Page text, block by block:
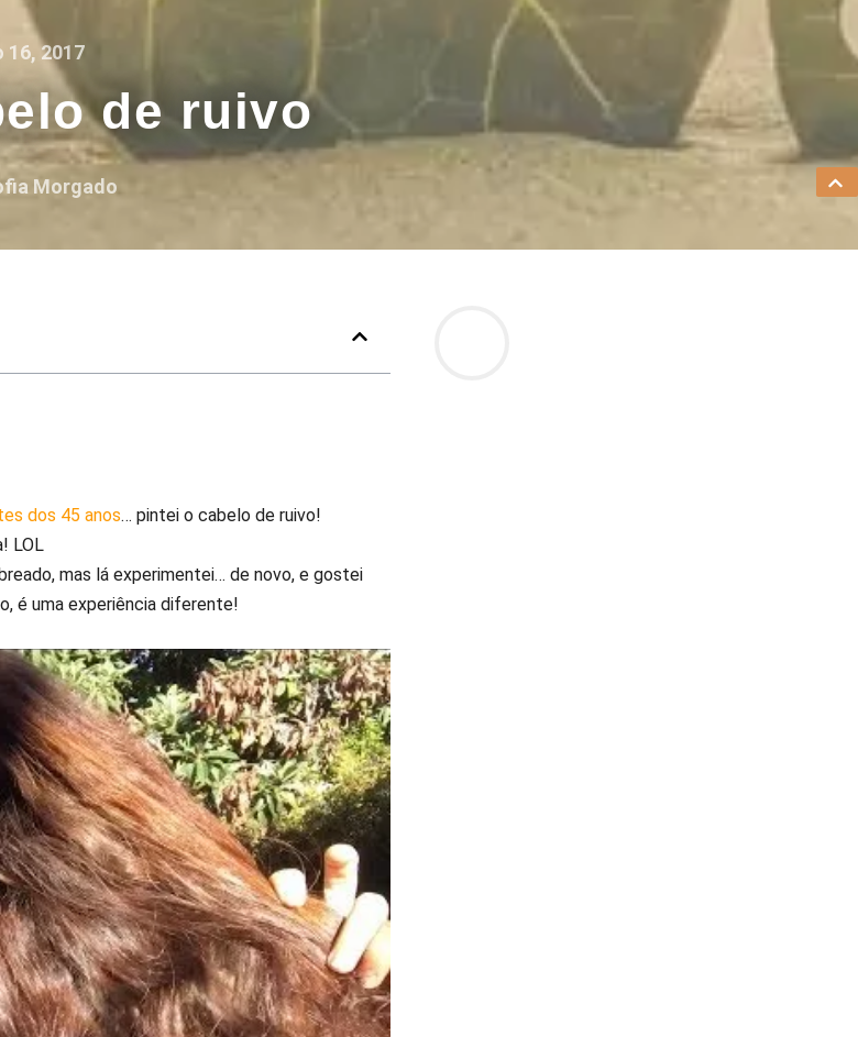
16, 2017
de ruivo
Morgado
dos 45 anos… pintei o cabelo de ruivo!
LOL
mas lá experimentei… de novo, e gostei
é uma experiência diferente!